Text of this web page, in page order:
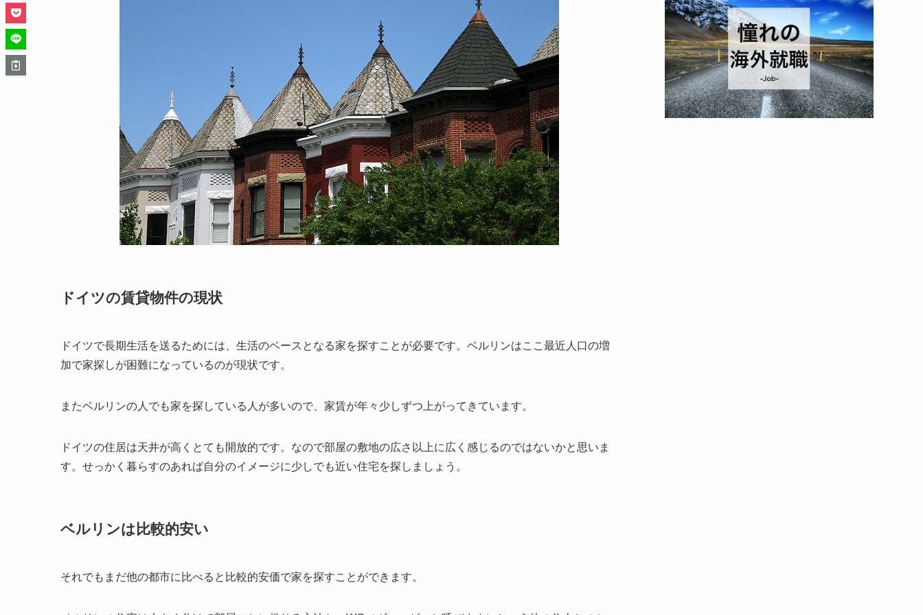
ドイツの賃貸物件の現状
ドイツで長期生活を送るためには、生活のベースとなる家を探すことが必要です。ベルリンはここ最近人口の増
加で家探しが困難になっているのが現状です。
またベルリンの人でも家を探している人が多いので、家賃が年々少しずつ上がってきています。
ドイツの住居は天井が高くとても開放的です。なので部屋の敷地の広さ以上に広く感じるのではないかと思いま
す。せっかく暮らすのあれば自分のイメージに少しでも近い住宅を探しましょう。
ベルリンは比較的安い
それでもまだ他の都市に比べると比較的安価で家を探すことができます。